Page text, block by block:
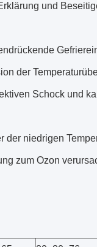
und
der
Schock und
der niedrigen
zum Ozon